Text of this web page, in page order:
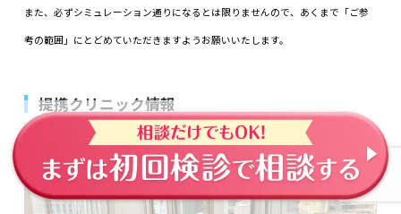
また、必ずシミュレーション通りになるとは限りませんので、あくまで「ご参
考の範囲」にとどめていただきますようお願いいたします。
提携クリニック情報